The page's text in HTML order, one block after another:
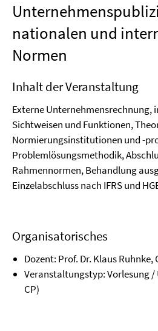
nationalen und
Normen
Inhalt der Veranstaltung
Externe Unternehmensrechnung,
Sichtweisen und Funktionen,
Normierungsinstitutionen und -
Problemlösungsmethodik,
Rahmennormen, Behandlung
Einzelabschluss nach IFRS und
Organisatorisches
Dozent: Prof. Dr. Klaus
Veranstaltungstyp: Vorlesung
CP)